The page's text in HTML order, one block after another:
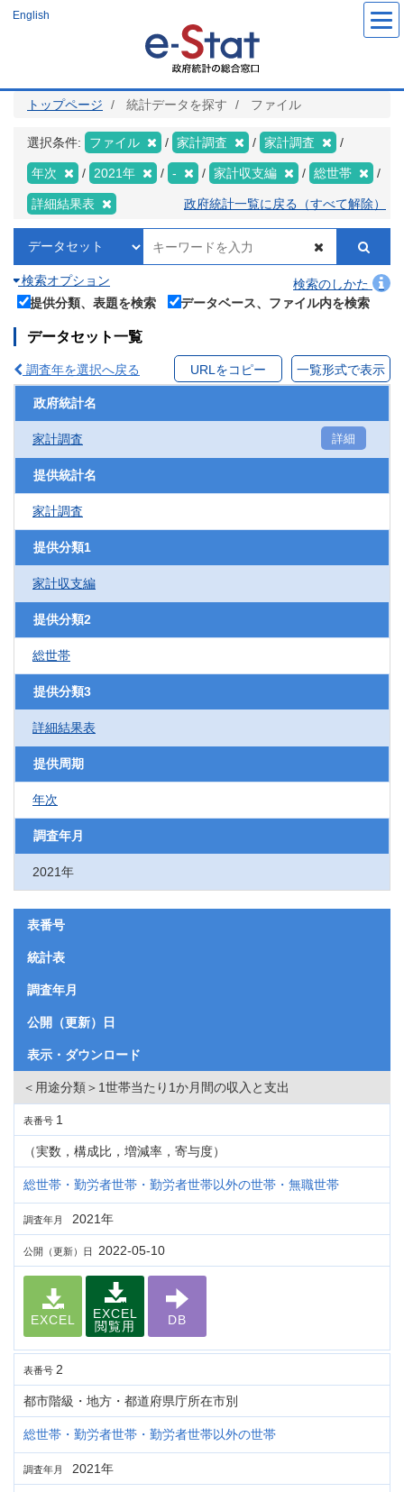
ツ
English
トップページ 統計データを探す ファイル
選択条件: ファイル 家計調査 家計調査
年次 2021年 - 家計収支編 総世帯
詳細結果表 政府統計一覧に戻る（すべて解除）
検索オプション
検索のしかた
提供分類、表題を検索
データベース、ファイル内を検索
データセット一覧
調査年を選択へ戻る URLをコピー 一覧形式で表示
政府統計名
家計調査 詳細
提供統計名
家計調査
提供分類1
家計収支編
提供分類2
総世帯
提供分類3
詳細結果表
提供周期
年次
調査年月
2021年
表番号
統計表
調査年月
公開（更新）日
表示・ダウンロード
＜用途分類＞1世帯当たり1か月間の収入と支出
表番号 1
（実数，構成比，増減率，寄与度）
総世帯・勤労者世帯・勤労者世帯以外の世帯・無職世帯
調査年月 2021年
公開（更新）日 2022-05-10
EXCEL
EXCEL
閲覧用
DB
表番号 2
都市階級・地方・都道府県庁所在市別
総世帯・勤労者世帯・勤労者世帯以外の世帯
調査年月 2021年